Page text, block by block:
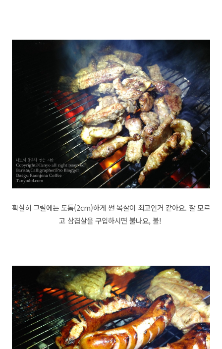
확실히 그릴에는 도톰(2cm)하게 썬 목살이 최고인거 같아요. 잘 모르
고 삼겹살을 구입하시면 불나요, 불!